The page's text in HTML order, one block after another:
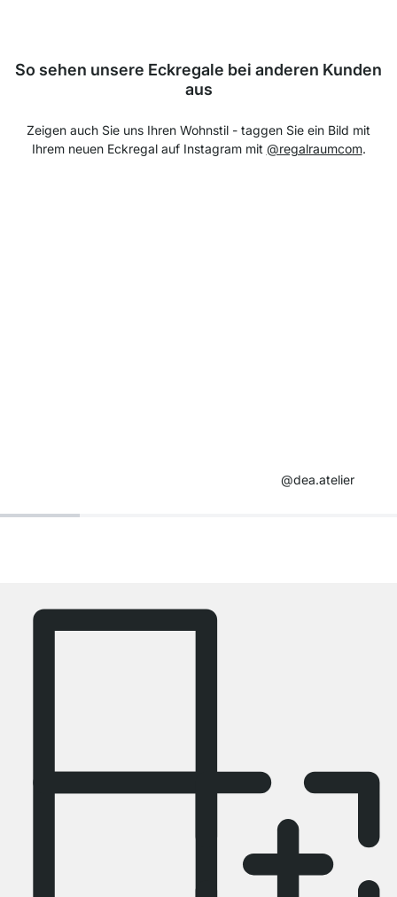
So sehen unsere Eckregale bei anderen Kunden
aus
Zeigen auch Sie uns Ihren Wohnstil - taggen Sie ein Bild mit
Ihrem neuen Eckregal auf Instagram mit @regalraumcom.
@dea.atelier​